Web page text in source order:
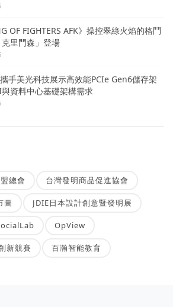
OF FIGHTERS AFK》操控翠綠火焰的格鬥
里門森」登場
手美光科技展示高效能PCIe Gen6儲存架
資料中心基礎架構需求
總會 台灣發明商品促進協會
圖 JDIE日本設計創意暨發明展
OpView
新競賽 百瀚智能教育